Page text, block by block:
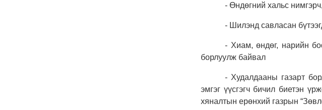
- Өндөгний хальс
- Шилэнд савласан
- Хиам, өндөг, нарийн
борлуулж байвал
- Худалдааны газарт
эмгэг үүсгэгч бичил биетэн
хяналтын ерөнхий газрын